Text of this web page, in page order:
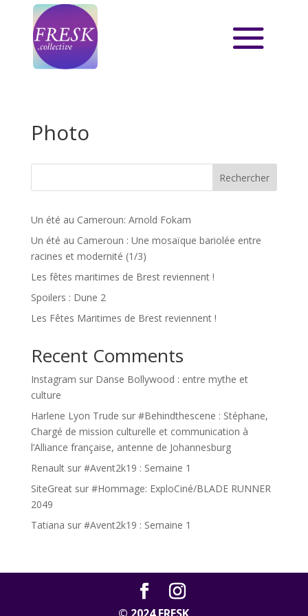
Photo
Rechercher
Un été au Cameroun: Arnold Fokam
Un été au Cameroun : Une mosaïque bariolée entre
racines et modernité (1/3)
Les fêtes maritimes de Brest reviennent !
Spoilers : Dune 2
Les Fêtes Maritimes de Brest reviennent !
Recent Comments
Instagram sur Danse Bollywood : entre mythe et
culture
Harlene Lyon Trude sur #Behindthescene : Stéphane,
Chargé de mission culturelle et communication à
l’Alliance française, antenne de Johannesburg
Renaultsur #Avent2k19 : Semaine 1
SiteGreatsur #Hommage: ExploCiné/BLADE RUNNER
2049
Tatiana sur #Avent2k19 : Semaine 1